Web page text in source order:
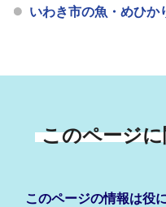
いわき市の魚・めひか
このページ
このページの情報は役